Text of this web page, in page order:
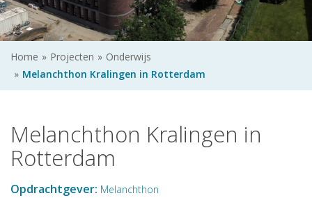
Home Projecten
Onderwijs
Melanchthon Kralingen in Rotterdam
Melanchthon Kralingen in
Rotterdam
Opdrachtgever: Melanchthon